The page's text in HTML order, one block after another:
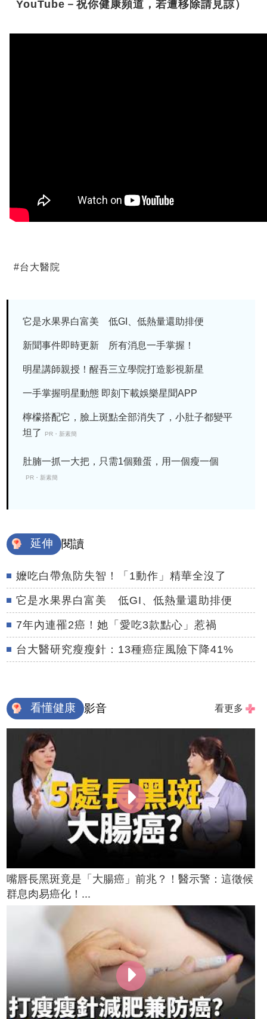
YouTube－祝你健康頻道，若遭移除請見諒）
#台大醫院
它是水果界白富美 低GI、低熱量還助排便
新聞事件即時更新 所有消息一手掌握！
明星講師親授！醒吾三立學院打造影視新星
一手掌握明星動態 即刻下載娛樂星聞APP
檸檬搭配它，臉上斑點全部消失了，小肚子都變平
坦了
PR・新素簡
肚腩一抓一大把，只需1個雞蛋，用一個瘦一個
PR・新素簡
延伸 閱讀
嬤吃白帶魚防失智！「1動作」精華全沒了
它是水果界白富美 低GI、低熱量還助排便
7年內連罹2癌！她「愛吃3款點心」惹禍
台大醫研究瘦瘦針：13種癌症風險下降41%
看懂健康 影音 看更多
嘴唇長黑斑竟是「大腸癌」前兆？！醫示警：這徵候
群息肉易癌化！...